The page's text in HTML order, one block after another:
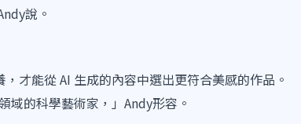
說。
才能從 AI 生成的內容中選出更符合美感的作品。
域的科學藝術家，」Andy形容。